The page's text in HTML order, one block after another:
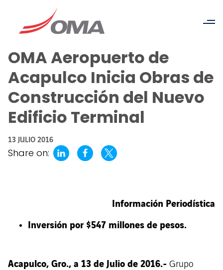
OMA Aeropuerto de
Acapulco Inicia Obras de
Construcción del Nuevo
Edificio Terminal
13 JULIO 2016
Share on:
Información Periodística
Inversión por $547 millones de pesos.
Acapulco, Gro., a 13 de Julio de 2016.- Grupo